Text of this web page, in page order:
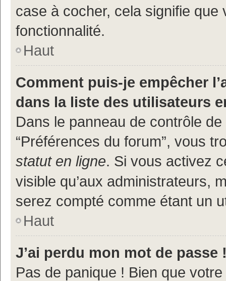
case à cocher, cela signifie
fonctionnalité.
Haut
Comment puis-je empêcher
dans la liste des utilisateurs
Dans le panneau de contrôle
“Préférences du forum”, vous
statut en ligne. Si vous activez
visible qu’aux administrateurs,
serez compté comme étant un
Haut
J’ai perdu mon mot de passe
Pas de panique ! Bien que